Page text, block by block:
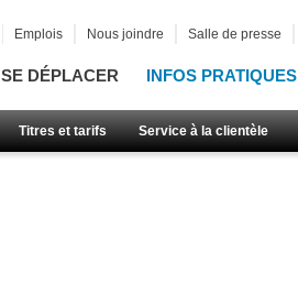
SE DÉPLACER INFOS PRATIQUES
Titres et tarifs Service à la clientèle
Emplois Nous joindre Salle de presse